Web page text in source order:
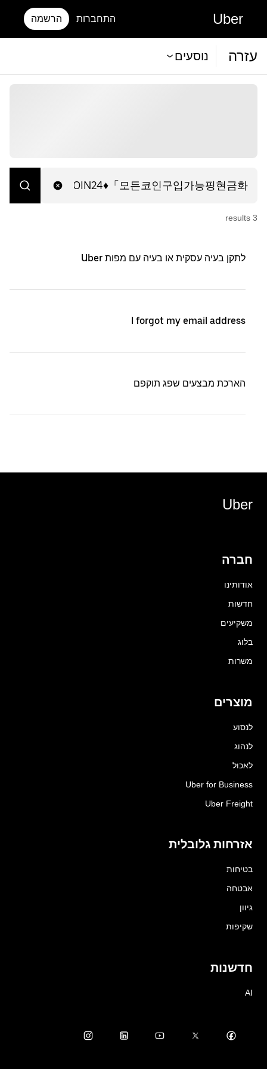
Uber התחברות הרשמה
עזרה נוסעים
3
s
לתקן בעיה עסקית או בעיה עם מפות Uber
I forgot my email address
הארכת מבצעים שפג תוקפם
Uber
חברה
אודותינו
חדשות
משקיעים
בלוג
משרות
מוצרים
לנסוע
לנהוג
לאכול
Uber for Business
Uber Freight
אזרחות גלובלית
בטיחות
אבטחה
גיוון
שקיפות
חדשנות
AI